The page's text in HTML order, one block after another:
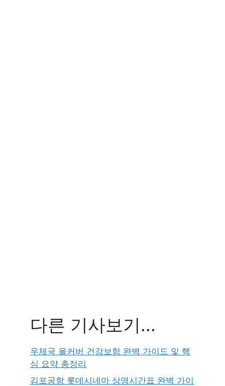
다른 기사보기...
우체국 올커버 건강보험 완벽 가이드 및 핵
심 요약 총정리
김포공항 롯데시네마 상영시간표 완벽 가이